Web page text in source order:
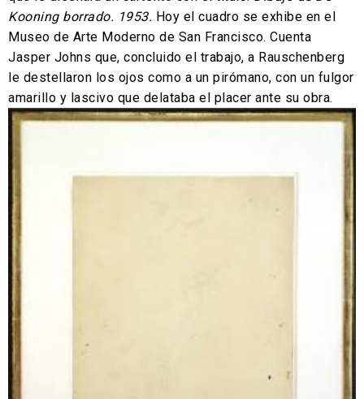
Kooning borrado. 1953. Hoy el cuadro se exhibe en el
Museo de Arte Moderno de San Francisco. Cuenta
Jasper Johns que, concluido el trabajo, a Rauschenberg
le destellaron los ojos como a un pirómano, con un fulgor
amarillo y lascivo que delataba el placer ante su obra.